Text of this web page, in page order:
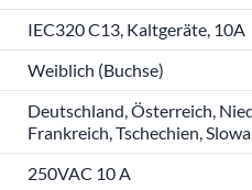
IEC320 C13, Kaltgeräte, 10A
Weiblich (Buchse)
Deutschland, Österreich,
Frankreich, Tschechien,
250VAC 10 A